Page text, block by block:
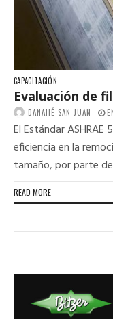
CAPACITACIÓN
Evaluación de
DANAHÉ SAN JUAN
El Estándar
eficiencia en la
tamaño, por parte
READ MORE